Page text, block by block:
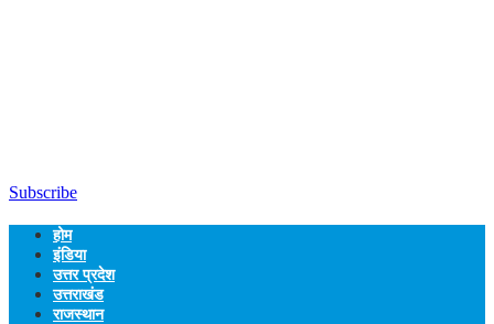
Subscribe
होम
इंडिया
उत्तर प्रदेश
उत्तराखंड
राजस्थान